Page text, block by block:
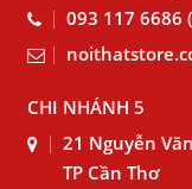
093 117 6686
CHI NHÁNH 5
21 Nguyễn
TP Cần Thơ